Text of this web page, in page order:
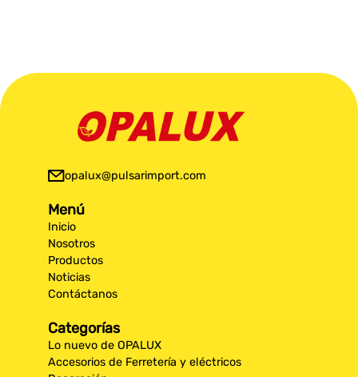
opalux@pulsarimport.com
Menú
Inicio
Nosotros
Productos
Noticias
Contáctanos
Categorías
Lo nuevo de OPALUX
Accesorios de Ferretería y eléctricos